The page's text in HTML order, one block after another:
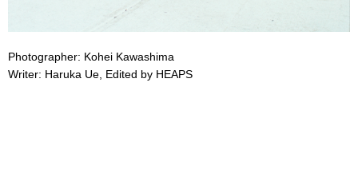
Photographer: Kohei Kawashima
Writer: Haruka Ue, Edited by HEAPS